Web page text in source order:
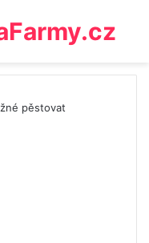
pěstovat